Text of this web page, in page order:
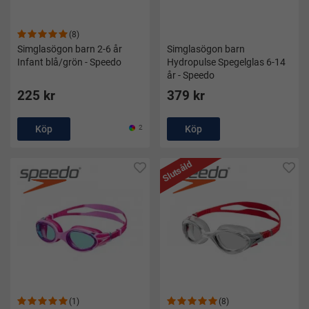
(8)
Simglasögon barn 2-6 år
Infant blå/grön - Speedo
225 kr
Köp 2
Simglasögon barn
Hydropulse Spegelglas 6-14
år - Speedo
379 kr
Köp
(1) (8)
Slutsåld